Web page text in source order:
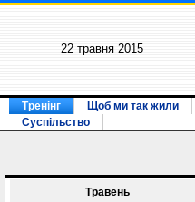
22 травня 2015
Тренінг Щоб ми так жили
Суспільство
Травень